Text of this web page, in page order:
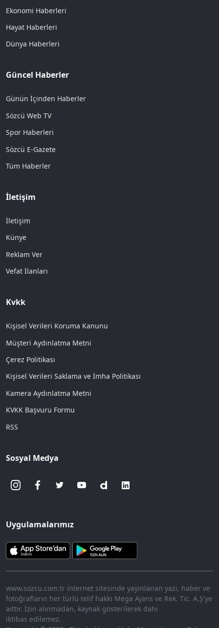
Ekonomi Haberleri
Hayat Haberleri
Dünya Haberleri
Güncel Haberler
Günün İçinden Haberler
Sözcü Web TV
Spor Haberleri
Sözcü E-Gazete
Tüm Haberler
İletişim
İletişim
Künye
Reklam Ver
Vefat İlanları
Kvkk
Kişisel Verileri Koruma Kanunu
Müşteri Aydınlatma Metni
Çerez Politikası
Kişisel Verileri Saklama ve İmha Politikası
Kamera Aydınlatma Metni
KVKK Başvuru Formu
RSS
Sosyal Medya
Uygulamalarımız
www.sozcu.com.tr internet sitesinde yayınlanan yazı, haber ve
fotoğrafların her türlü telif hakkı Mega Ajans ve Rek. Tic. A.Ş'ye
aittir. İzin alınmadan, kaynak gösterilerek dahi
iktibas edilemez.